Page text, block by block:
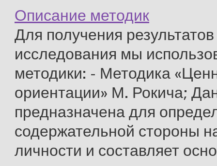
Описание методик
Для получения
исследования мы
методики: - Методика
ориентации» М. Рокича;
предназначена для
содержательной стороны
личности и составляет